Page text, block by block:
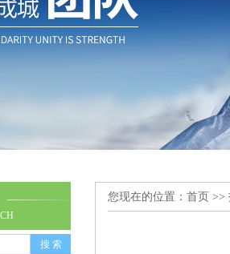
您现在的位置： 首页 >>